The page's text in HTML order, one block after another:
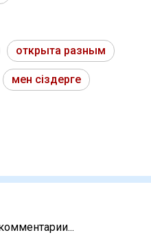
открыта разным
мен сіздерге